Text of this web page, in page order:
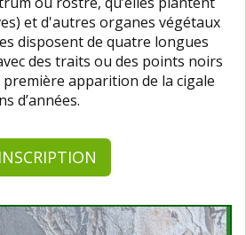
et d'autres organes végétaux
disposent de quatre longues
des traits ou des points noirs
première apparition de la cigale
d’années.
INSCRIPTION